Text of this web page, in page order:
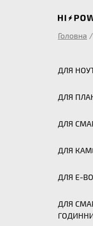
Головна /
ДЛЯ
ДЛЯ
ДЛЯ
ДЛЯ
ДЛЯ E-
ДЛЯ